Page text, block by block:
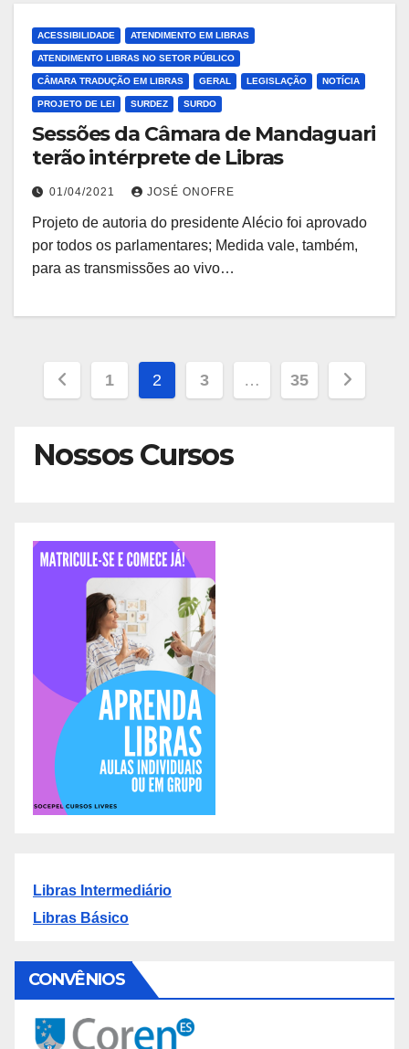
ACESSIBILIDADE ATENDIMENTO EM LIBRAS
ATENDIMENTO LIBRAS NO SETOR PÚBLICO
CÂMARA TRADUÇÃO EM LIBRAS GERAL LEGISLAÇÃO NOTÍCIA
PROJETO DE LEI SURDEZ SURDO
Sessões da Câmara de Mandaguari
terão intérprete de Libras
01/04/2021 JOSÉ ONOFRE
Projeto de autoria do presidente Alécio foi aprovado
por todos os parlamentares; Medida vale, também,
para as transmissões ao vivo…
Paginação
posts
1 2 3 … 35
Nossos Cursos
Libras Intermediário
Libras Básico
CONVÊNIOS